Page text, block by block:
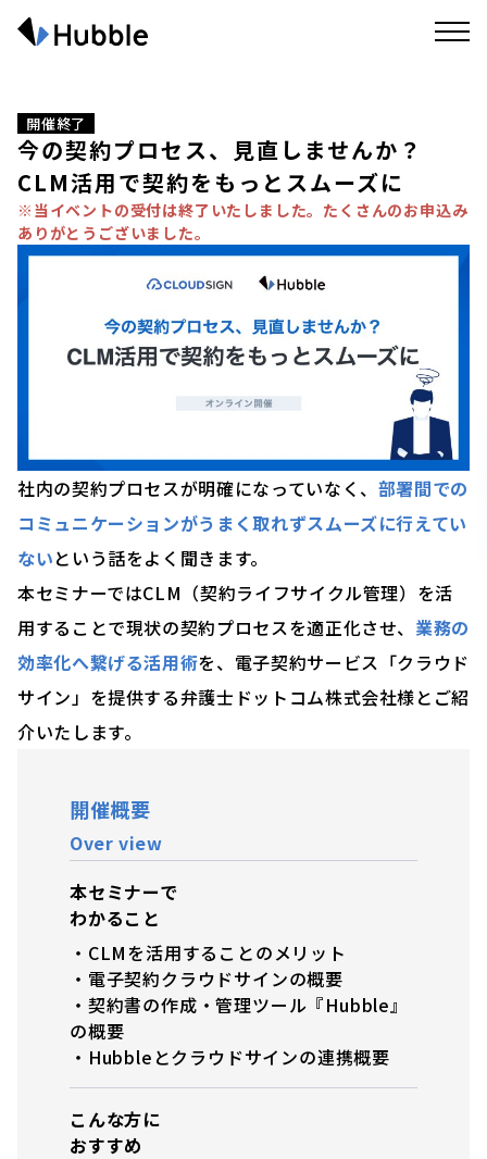
開催終了
今の契約プロセス、見直しませんか？
CLM活用で契約をもっとスムーズに
※当イベントの受付は終了いたしました。たくさんのお申込み
ありがとうございました。
社内の契約プロセスが明確になっていなく、 部署間での
コミュニケーションがうまく取れずスムーズに行えてい
ないという話をよく聞きます。
本セミナーではCLM（契約ライフサイクル管理）を活
用することで現状の契約プロセスを適正化させ、 業務の
効率化へ繋げる活用術を、電子契約サービス「クラウド
サイン」を提供する弁護士ドットコム株式会社様とご紹
介いたします。
開催概要
Over view
本セミナーで
わかること
・CLMを活用することのメリット
・電子契約クラウドサインの概要
・契約書の作成・管理ツール『Hubble』
の概要
・Hubbleとクラウドサインの連携概要
こんな方に
おすすめ